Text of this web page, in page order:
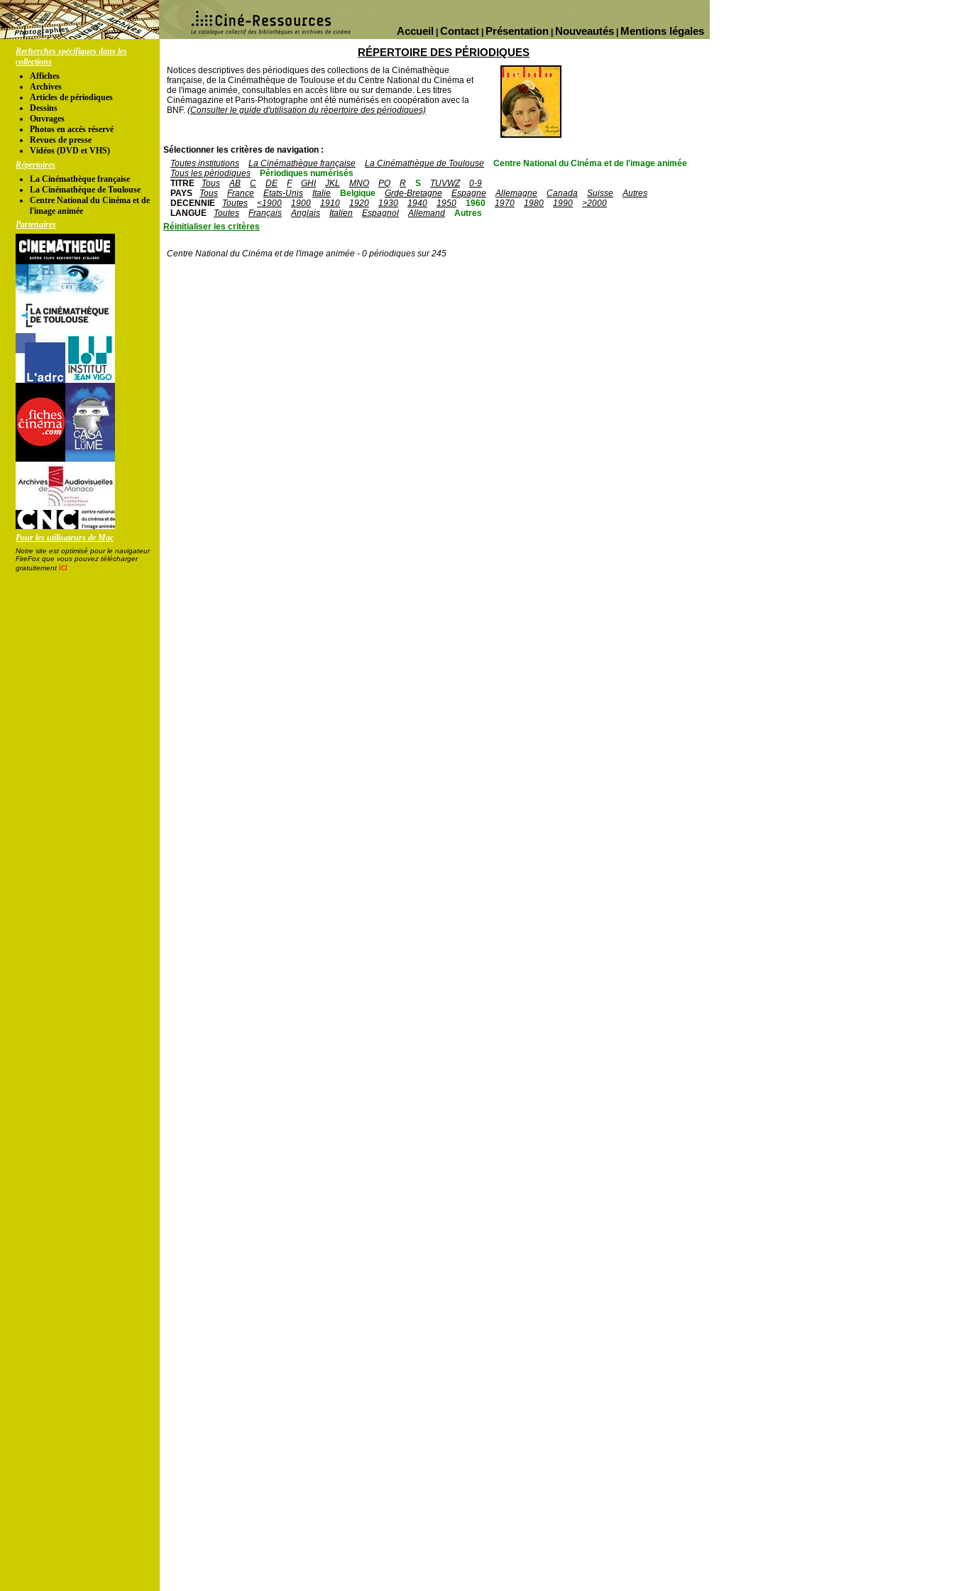
Mentions légales
Nouveautés
Présentation
Contact
Accueil
Recherches spécifiques dans les
collections
Affiches
Archives
Articles de périodiques
Dessins
Ouvrages
Photos en accés réservé
Revues de presse
Vidéos (DVD et VHS)
Répertoires
La Cinémathèque française
La Cinémathèque de Toulouse
Centre National du Cinéma et de
l'image animée
Partenaires
Pour les utilisateurs de Mac
Notre site est optimisé pour le navigateur
FireFox que vous pouvez télécharger
gratuitement ici
RÉPERTOIRE DES PÉRIODIQUES
Notices descriptives des périodiques des collections de la Cinémathèque
française, de la Cinémathèque de Toulouse et du Centre National du Cinéma et
de l'image animée, consultables en accès libre ou sur demande. Les titres
Cinémagazine et Paris-Photographe ont été numérisés en coopération avec la
BNF. (Consulter le guide d'utilisation du répertoire des périodiques)
Sélectionner les critères de navigation :
Toutes institutions
La Cinémathèque française La Cinémathèque de Toulouse
Centre National du Cinéma et de l'image animée
Tous les périodiques
Périodiques numérisés
TITRE
Tous AB C DE F GHI JKL MNO PQ R S TUVWZ
0-9
PAYS
Tous France Etats-Unis Italie Belgique Grde-Bretagne Espagne Allemagne Canada Suisse
Autres
DECENNIE
Toutes <1900 1900 1910 1920 1930 1940 1950 1960 1970 1980 1990
>2000
LANGUE
Toutes Français Anglais Italien Espagnol Allemand
Autres
Réinitialiser les critères
Centre National du Cinéma et de l'image animée - 0 périodiques sur 245